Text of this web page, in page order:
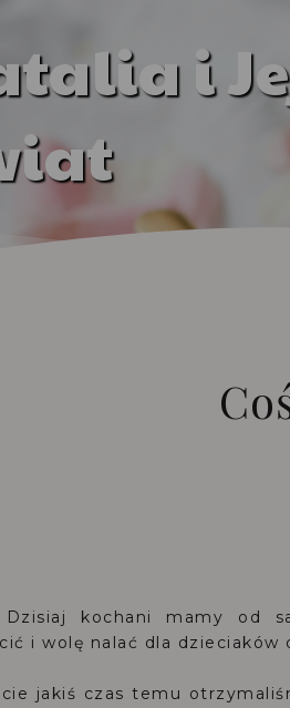
i
Dzisiaj kochani mamy od
i wolę nalać dla
jakiś czas temu